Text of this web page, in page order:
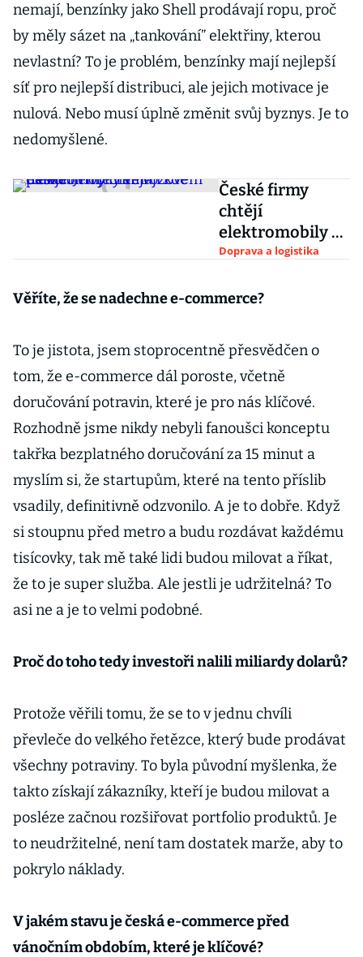
nemají, benzínky jako Shell prodávají ropu, proč
by měly sázet na „tankování” elektřiny, kterou
nevlastní? To je problém, benzínky mají nejlepší
síť pro nejlepší distribuci, ale jejich motivace je
nulová. Nebo musí úplně změnit svůj byznys. Je to
nedomyšlené.
České firmy
chtějí
elektromobily ve
vozovém parku.
nabíjet
Doprava a logistika
Věříte, že se nadechne e-commerce?
To je jistota, jsem stoprocentně přesvědčen o
tom, že e-commerce dál poroste, včetně
doručování potravin, které je pro nás klíčové.
Rozhodně jsme nikdy nebyli fanoušci konceptu
takřka bezplatného doručování za 15 minut a
myslím si, že startupům, které na tento příslib
vsadily, definitivně odzvonilo. A je to dobře. Když
si stoupnu před metro a budu rozdávat každému
tisícovky, tak mě také lidi budou milovat a říkat,
že to je super služba. Ale jestli je udržitelná? To
asi ne a je to velmi podobné.
Proč do toho tedy investoři nalili miliardy dolarů?
Protože věřili tomu, že se to v jednu chvíli
převleče do velkého řetězce, který bude prodávat
všechny potraviny. To byla původní myšlenka, že
takto získají zákazníky, kteří je budou milovat a
posléze začnou rozšiřovat portfolio produktů. Je
to neudržitelné, není tam dostatek marže, aby to
pokrylo náklady.
V jakém stavu je česká e-commerce před
vánočním obdobím, které je klíčové?